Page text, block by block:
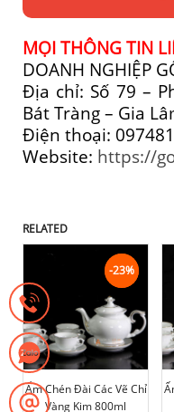
MỌI THÔNG TIN
DOANH NGHIỆP
Địa chỉ: Số 79 –
Bát Tràng – Gia
Điện thoại:
Website: https://
RELATED
-23%
-23%
Ấm Chén Đài Các Vẽ Chỉ
Vàng Kim 800ml